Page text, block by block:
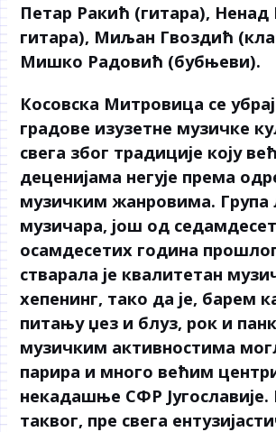
Петар Ракић (гитара),
гитара), Миљан Гвоздић
Мишко Радовић (бубњеви).
Косовска Митровица се
градове изузетне музичке
свега због традиције коју већ
деценијама негује према
музичким жанровима. Група
музичара, још од
осамдесетих година
стварала је квалитетан
хепенинг, тако да је, барем
питању џез и блуз, рок и
музичким активностима
парира и много већим
некадашње СФР Југославије.
таквог, пре свега